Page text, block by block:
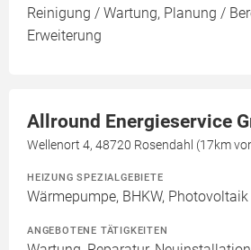
Reinigung / Wartung, Planung /
Erweiterung
Allround Energieservice
Wellenort 4, 48720 Rosendahl (17km
HEIZUNG SPEZIALGEBIETE
Wärmepumpe, BHKW, Photovoltaik
ANGEBOTENE TÄTIGKEITEN